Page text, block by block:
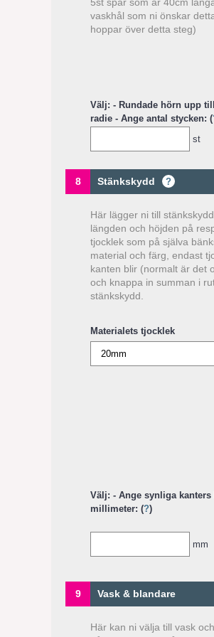
vaskhål som ni önskar
hoppar över detta steg)
Välj: - Rundade hörn upp
radie - Ange antal stycken: (
st
8 Stänkskydd ?
Här lägger ni till
längden och höjden på
tjocklek som på själva
material och färg, endast
kanten blir (normalt är det
och knappa in summan i
stänkskydd.
Materialets tjocklek
Välj: - Ange synliga kanters
millimeter: (?)
mm
9 Vask & blandare
Här kan ni välja till vask